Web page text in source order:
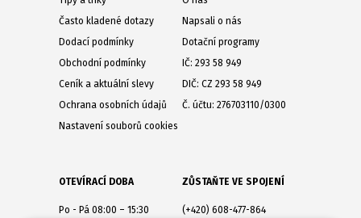
Často kladené dotazy
Dodací podmínky
Obchodní podmínky
Ceník a aktuální slevy
Ochrana osobních údajů
Nastavení souborů cookies
Napsali o nás
Dotační programy
IČ: 293 58 949
DIČ: CZ 293 58 949
Č. účtu: 276703110/0300
OTEVÍRACÍ DOBA
Po - Pá 08:00 – 15:30
ZŮSTAŇTE VE SPOJENÍ
(+420) 608-477-864